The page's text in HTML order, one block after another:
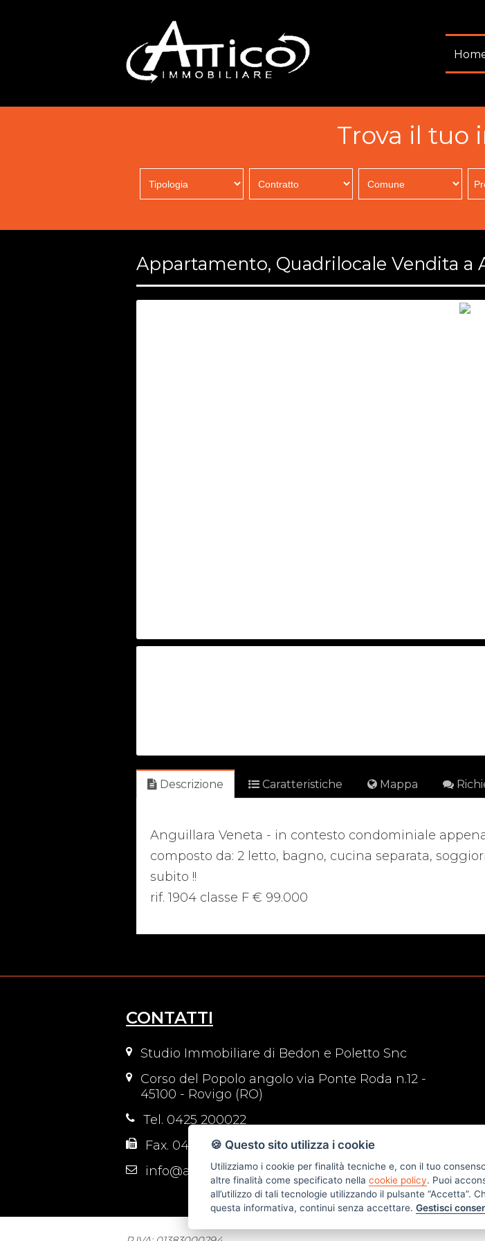
Trova il tuo
Appartamento, Quadrilocale Vendita a
Descrizione Caratteristiche Mappa
Anguillara Veneta - in contesto condominiale
composto da: 2 letto, bagno, cucina separata,
subito !!
rif. 1904 classe F € 99.000
CONTATTI
Studio Immobiliare di Bedon e Poletto Snc
Corso del Popolo angolo via Ponte Roda n.12 -
45100 - Rovigo (RO)
Tel. 0425 200022
Fax. 0425 1662054
info@attico-immobiliare.it
🍪 Questo sito utilizza i cookie
Utilizziamo i cookie per finalità tecniche e, con il tuo
altre finalità come specificato nella cookie policy. Puoi
all’utilizzo di tali tecnologie utilizzando il pulsante “Accetta”.
questa informativa, continui senza accettare. Gestisci